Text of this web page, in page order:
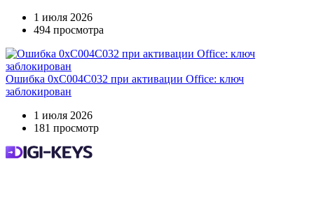
1 июля 2026
494 просмотра
Ошибка 0xC004C032 при активации Office: ключ
заблокирован
1 июля 2026
181 просмотр